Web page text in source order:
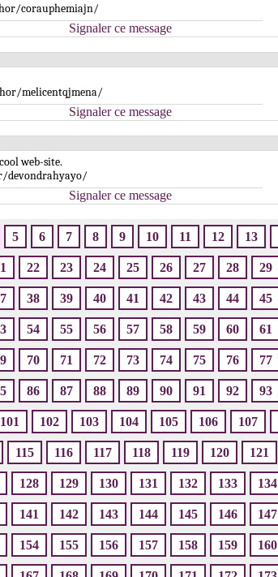
corauphemiajn/
Signaler ce message
melicentqjmena/
Signaler ce message
web-site.
devondrahyayo/
Signaler ce message
5 6 7 8 9 10 11 12 13
22 23 24 25 26 27 28 29
38 39 40 41 42 43 44 45
54 55 56 57 58 59 60 61
70 71 72 73 74 75 76 77
86 87 88 89 90 91 92 93
101 102 103 104 105 106 107
115 116 117 118 119 120 121
128 129 130 131 132 133 134
141 142 143 144 145 146 147
154 155 156 157 158 159 160